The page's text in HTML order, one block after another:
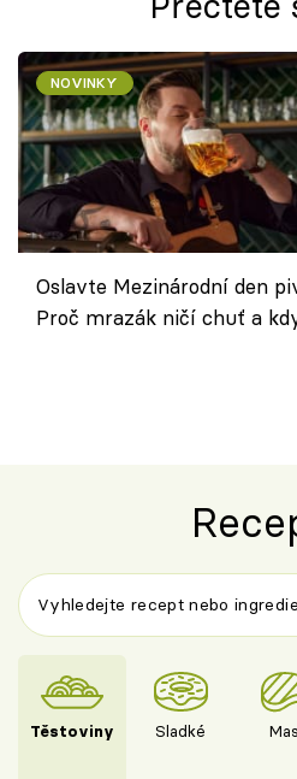
NOVINKY
Oslavte Mezinárodní den
Proč mrazák ničí chuť a
Těstoviny Sladké